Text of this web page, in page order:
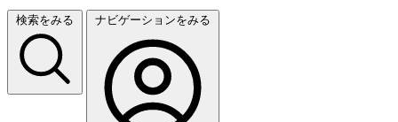
検索をみる ナビゲーションをみる